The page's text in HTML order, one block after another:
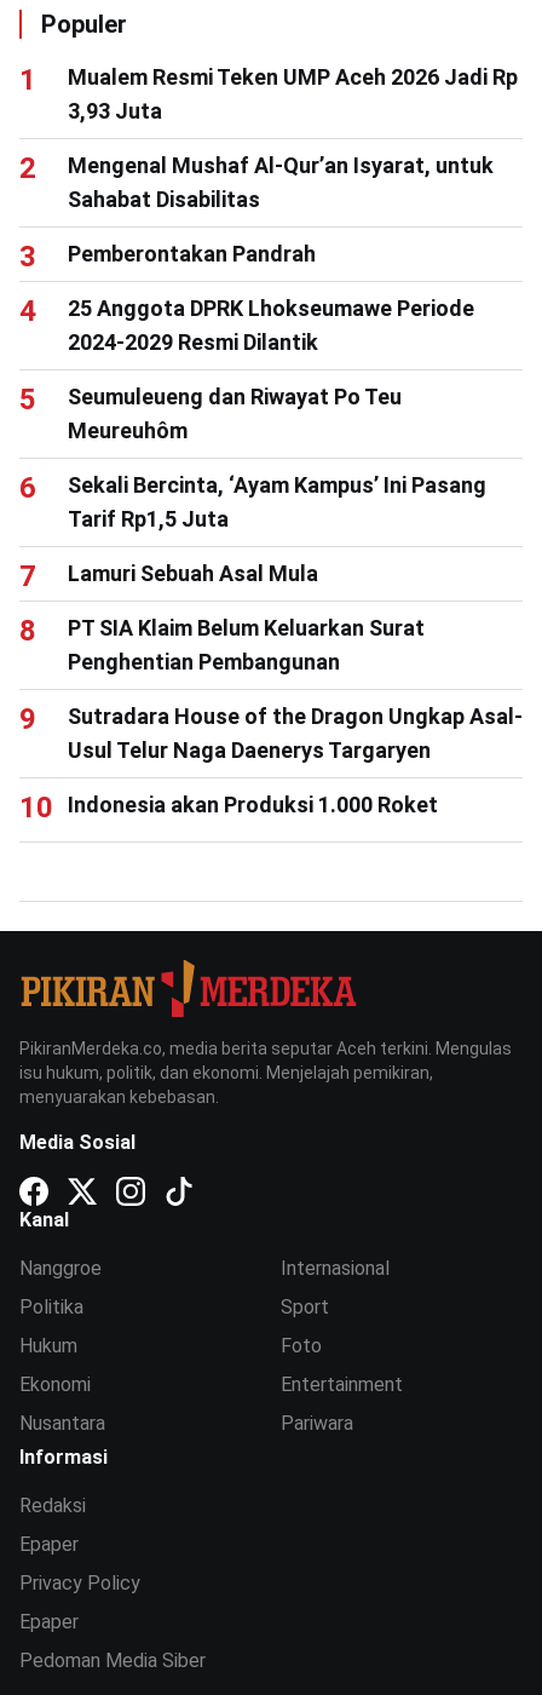
Populer
Mualem Resmi Teken UMP Aceh 2026 Jadi Rp
3,93 Juta
Mengenal Mushaf Al-Qur’an Isyarat, untuk
Sahabat Disabilitas
Pemberontakan Pandrah
25 Anggota DPRK Lhokseumawe Periode
2024-2029 Resmi Dilantik
Seumuleueng dan Riwayat Po Teu
Meureuhôm
Sekali Bercinta, ‘Ayam Kampus’ Ini Pasang
Tarif Rp1,5 Juta
Lamuri Sebuah Asal Mula
PT SIA Klaim Belum Keluarkan Surat
Penghentian Pembangunan
Sutradara House of the Dragon Ungkap Asal-
Usul Telur Naga Daenerys Targaryen
Indonesia akan Produksi 1.000 Roket
PikiranMerdeka.co, media berita seputar Aceh terkini. Mengulas
isu hukum, politik, dan ekonomi. Menjelajah pemikiran,
menyuarakan kebebasan.
Media Sosial
Kanal
Nanggroe
Politika
Hukum
Ekonomi
Nusantara
Internasional
Sport
Foto
Entertainment
Pariwara
Informasi
Redaksi
Epaper
Privacy Policy
Epaper
Pedoman Media Siber